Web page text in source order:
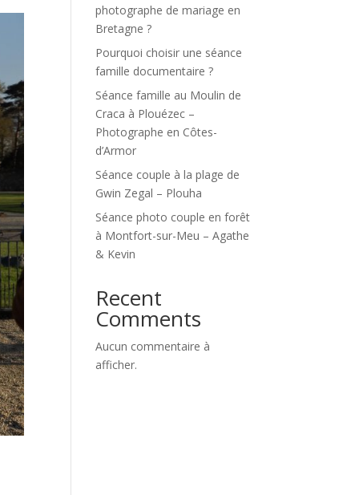
photographe de mariage en
Bretagne ?
Pourquoi choisir une séance
famille documentaire ?
Séance famille au Moulin de
Craca à Plouézec –
Photographe en Côtes-
d’Armor
Séance couple à la plage de
Gwin Zegal – Plouha
Séance photo couple en forêt
à Montfort-sur-Meu – Agathe
& Kevin
Recent
Comments
Aucun commentaire à
afficher.